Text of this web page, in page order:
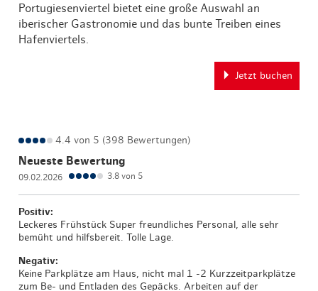
Portugiesenviertel bietet eine große Auswahl an
iberischer Gastronomie und das bunte Treiben eines
Hafenviertels.
Jetzt buchen
4.4 von 5 (398 Bewertungen)
Neueste Bewertung
09.02.2026 3.8 von 5
Positiv:
Leckeres Frühstück Super freundliches Personal, alle sehr
bemüht und hilfsbereit. Tolle Lage.
Negativ:
Keine Parkplätze am Haus, nicht mal 1 -2 Kurzzeitparkplätze
zum Be- und Entladen des Gepäcks. Arbeiten auf der